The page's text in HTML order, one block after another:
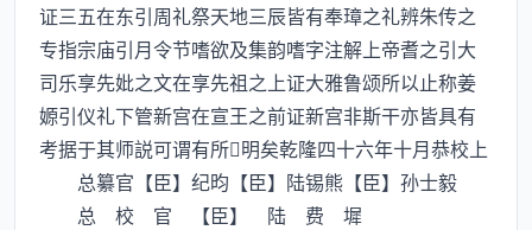
证三五在东引周礼祭天地三辰皆有奉璋之礼辨朱传之
专指宗庙引月令节嗜欲及集韵嗜字注解上帝耆之引大
司乐享先妣之文在享先祖之上证大雅鲁颂所以止称姜
嫄引仪礼下管新宫在宣王之前证新宫非斯干亦皆具有
考据于其师説可谓有所明矣乾隆四十六年十月恭校上
总纂官【臣】纪昀【臣】陆锡熊【臣】孙士毅
总 校 官 【臣】 陆 费 墀